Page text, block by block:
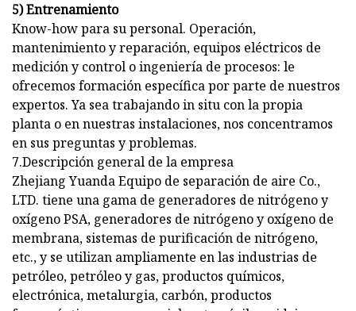
5) Entrenamiento
Know-how para su personal. Operación,
mantenimiento y reparación, equipos eléctricos de
medición y control o ingeniería de procesos: le
ofrecemos formación específica por parte de nuestros
expertos. Ya sea trabajando in situ con la propia
planta o en nuestras instalaciones, nos concentramos
en sus preguntas y problemas.
7.Descripción general de la empresa
Zhejiang Yuanda Equipo de separación de aire Co.,
LTD. tiene una gama de generadores de nitrógeno y
oxígeno PSA, generadores de nitrógeno y oxígeno de
membrana, sistemas de purificación de nitrógeno,
etc., y se utilizan ampliamente en las industrias de
petróleo, petróleo y gas, productos químicos,
electrónica, metalurgia, carbón, productos